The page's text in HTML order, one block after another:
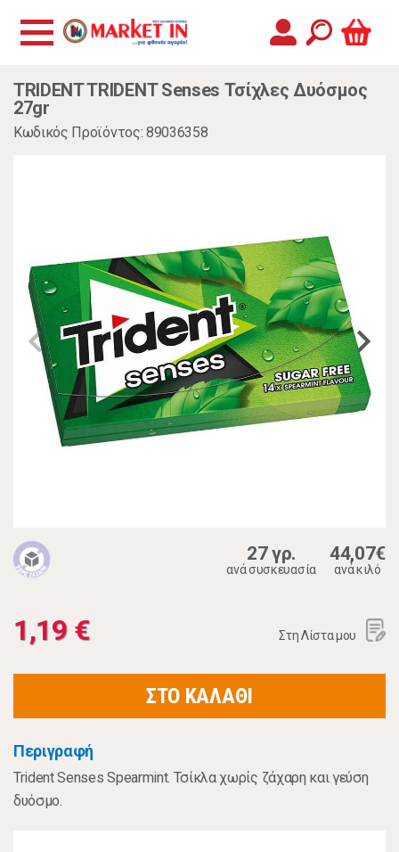
TRIDENT TRIDENT Senses Τσίχλες Δυόσμος
27gr
Κωδικός Προϊόντος: 89036358
27 γρ.
ανά συσκευασία
44,07€
ανά κιλό
1,19 € Στη Λίστα μου
ΣΤΟ ΚΑΛΑΘΙ
Περιγραφή
Trident Senses Spearmint. Τσίκλα χωρίς ζάχαρη και γεύση
δυόσμο.